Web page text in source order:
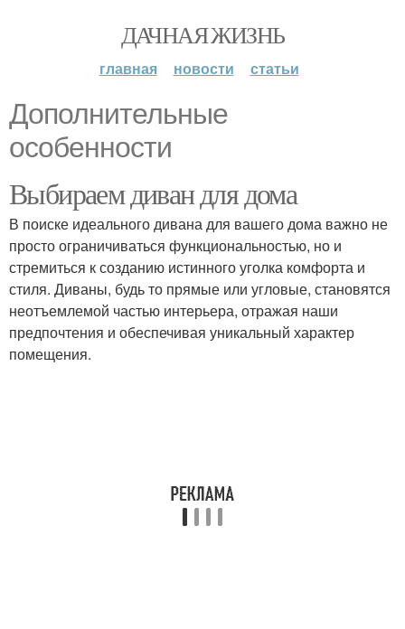
ДАЧНАЯ ЖИЗНЬ
главная новости статьи
Дополнительные
особенности
Выбираем диван для дома
В поиске идеального дивана для вашего дома важно не
просто ограничиваться функциональностью, но и
стремиться к созданию истинного уголка комфорта и
стиля. Диваны, будь то прямые или угловые, становятся
неотъемлемой частью интерьера, отражая наши
предпочтения и обеспечивая уникальный характер
помещения.